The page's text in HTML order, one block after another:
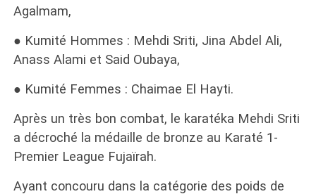
Agalmam,
● Kumité Hommes : Mehdi Sriti, Jina Abdel Ali,
Anass Alami et Said Oubaya,
● Kumité Femmes : Chaimae El Hayti.
Après un très bon combat, le karatéka Mehdi Sriti
a décroché la médaille de bronze au Karaté 1-
Premier League Fujaïrah.
Ayant concouru dans la catégorie des poids de